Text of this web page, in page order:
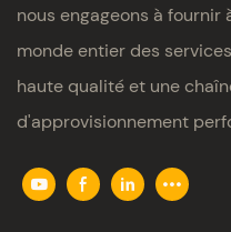
nous engageons à fournir
monde entier des
haute qualité et une
d'approvisionnement